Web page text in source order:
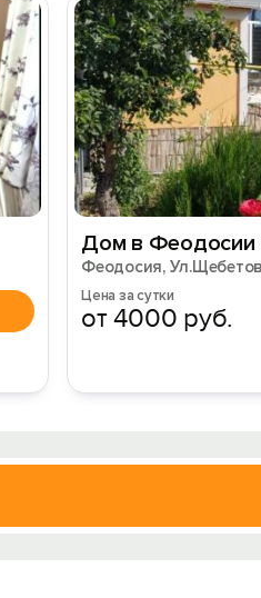
Дом в Феодосии
Феодосия,
Цена за сутки
от 4000 руб.